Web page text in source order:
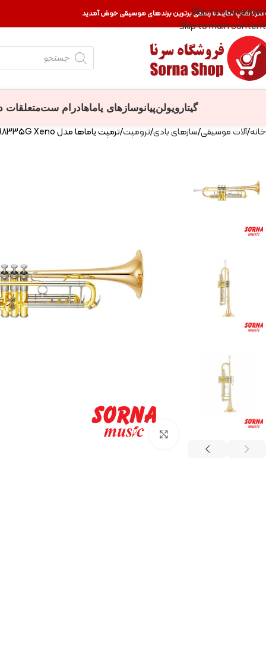
Skip to navigation
Skip to main content
سرنا شاپ نماینده رسمی برترین برندهای موسیقی خوش آمدید
گیتار ویولنپیانوسازهای یاماهادرام ستمتعلقات
خانه آلات موسیقی سازهای بادی ترومپت ترمپت یاماها مدل YTR8335G Xeno
Click to enlarge